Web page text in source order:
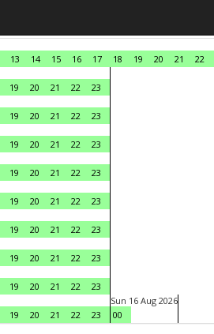
13 14 15 16 17 18 19 20 21 22
19 20 21 22
23
19 20 21 22
23
19 20 21 22
23
19 20 21 22
23
19 20 21 22
23
19 20 21 22
23
19 20 21 22
23
19 20 21 22
23
19 20 21 22 23
Sun 16 Aug 2026
00